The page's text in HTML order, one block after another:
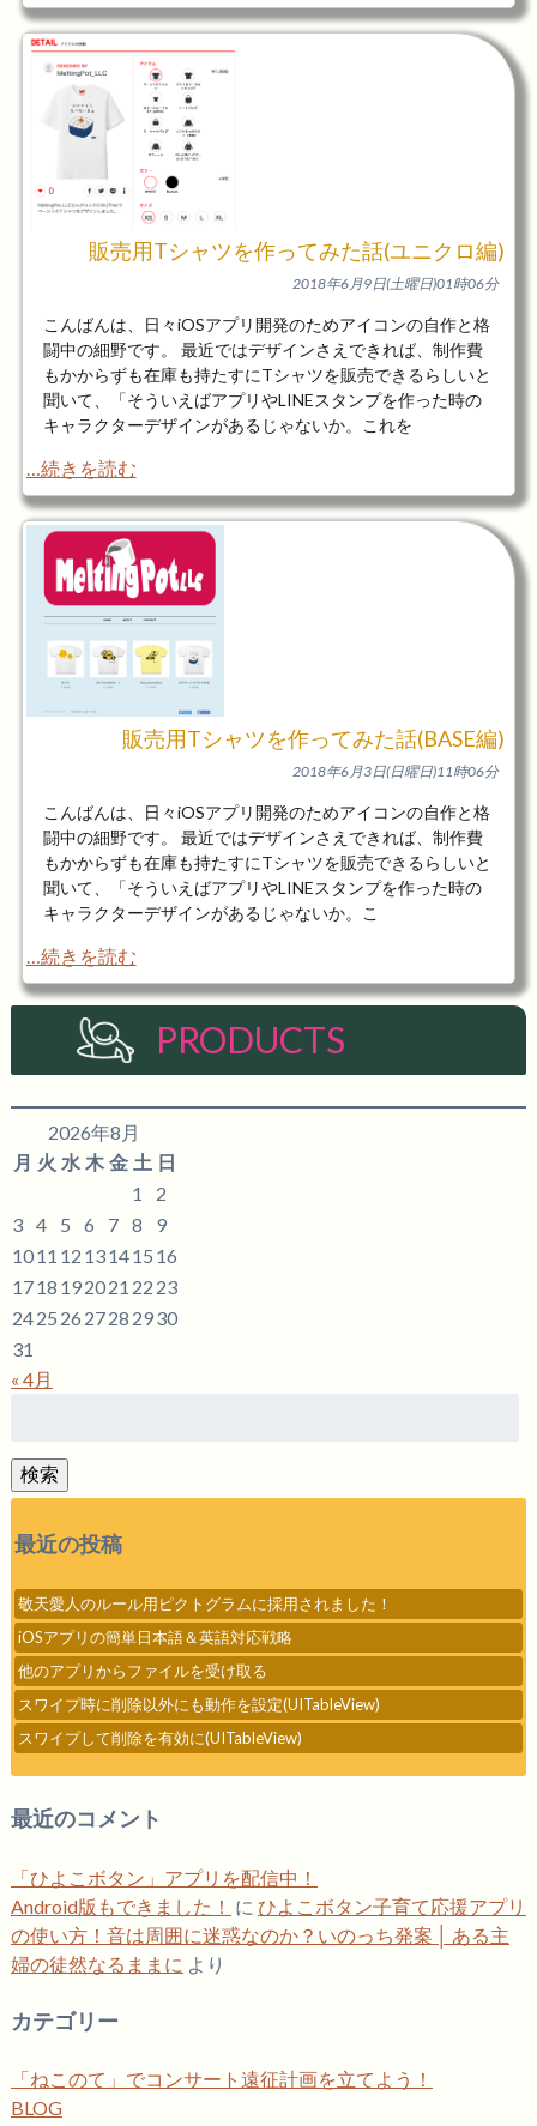
販売用Tシャツを作ってみた話(ユニクロ編)
2018年6月9日(土曜日)01時06分
こんばんは、日々iOSアプリ開発のためアイコンの自作と格
闘中の細野です。 最近ではデザインさえできれば、制作費
もかからずも在庫も持たすにTシャツを販売できるらしいと
聞いて、「そういえばアプリやLINEスタンプを作った時の
キャラクターデザインがあるじゃないか。これを
…続きを読む
販売用Tシャツを作ってみた話(BASE編)
2018年6月3日(日曜日)11時06分
こんばんは、日々iOSアプリ開発のためアイコンの自作と格
闘中の細野です。 最近ではデザインさえできれば、制作費
もかからずも在庫も持たすにTシャツを販売できるらしいと
聞いて、「そういえばアプリやLINEスタンプを作った時の
キャラクターデザインがあるじゃないか。こ
…続きを読む
PRODUCTS
2026年8月
月 火 水 木 金 土 日
1
2
3 4 5 6 7 8
9
1011 12 131415 16
1718 192021 22 23
2425 26 2728 2930
31
« 4月
検索
最近の投稿
敬天愛人のルール用ピクトグラムに採用されました！
iOSアプリの簡単日本語＆英語対応戦略
他のアプリからファイルを受け取る
スワイプ時に削除以外にも動作を設定(UITableView)
スワイプして削除を有効に(UITableView)
最近のコメント
「ひよこボタン」アプリを配信中！
Android版もできました！ に ひよこボタン子育て応援アプリ
の使い方！音は周囲に迷惑なのか？いのっち発案 │ ある主
婦の徒然なるままに より
カテゴリー
「ねこのて」でコンサート遠征計画を立てよう！
BLOG